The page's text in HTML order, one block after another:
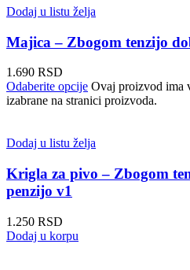
Dodaj u listu želja
Majica – Zbogom tenzijo
1.690 RSD
Odaberite opcije Ovaj proizvod ima
izabrane na stranici proizvoda.
Dodaj u listu želja
Krigla za pivo – Zbogom
penzijo v1
1.250 RSD
Dodaj u korpu